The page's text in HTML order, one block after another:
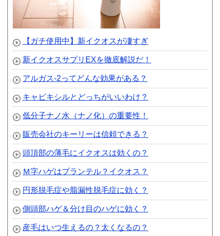
【ガチ使用中】新イクオスが凄すぎ
新イクオスサプリEXを徹底解説だ！
アルガス-2ってどんな効果がある？
キャピキシルとどっちがいいわけ？
低分子ナノ水（ナノ化）の重要性！
販売会社のキーリーは信頼できる？
頭頂部の薄毛にイクオスは効くの？
Ｍ字ハゲはプランテル？イクオス？
円形脱毛症や脂漏性脱毛症に効く？
側頭部ハゲ＆分け目のハゲに効く？
産毛はいつ生えるの？太くなるの？